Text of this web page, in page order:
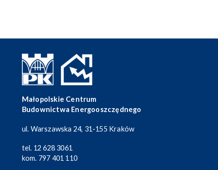
Małopolskie Centrum
Budownictwa Energooszczędnego
ul. Warszawska 24, 31-155 Kraków
tel. 12 628 3061
kom. 797 401 110